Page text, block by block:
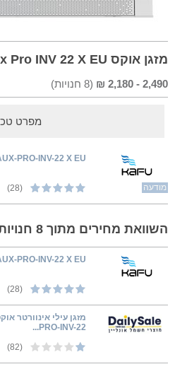
מזגן אוקס Aux Pro INV 22 X EU
2,490
-
2,180
₪
(
8 חנויות)
מפרט
מודעה
PRO-INV-22 X EU
(28)
השוואת מחירים מתוך 8 חנויות
PRO-INV-22 X EU
(28)
PRO-INV-22...
(82)